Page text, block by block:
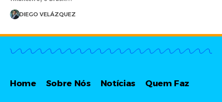
DIEGO VELÁZQUEZ
Home Sobre Nós Notícias Quem Faz